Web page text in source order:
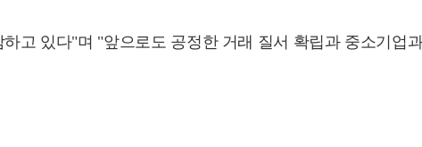
고 있다"며 "앞으로도 공정한 거래 질서 확립과 중소기업